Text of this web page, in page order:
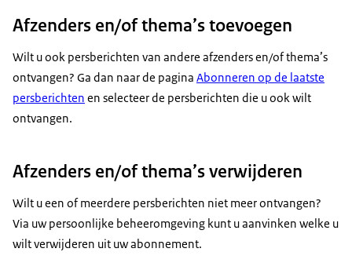
Afzenders en/of thema’s toevoegen
Wilt u ook persberichten van andere afzenders en/of thema’s
ontvangen? Ga dan naar de pagina Abonneren op de laatste
persberichten en selecteer de persberichten die u ook wilt
ontvangen.
Afzenders en/of thema’s verwijderen
Wilt u een of meerdere persberichten niet meer ontvangen?
Via uw persoonlijke beheeromgeving kunt u aanvinken welke u
wilt verwijderen uit uw abonnement.